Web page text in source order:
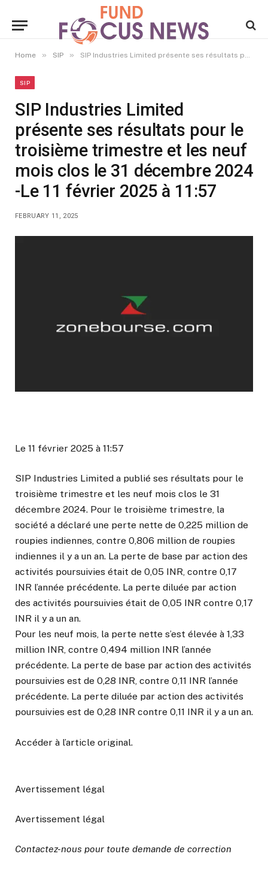
Home » SIP » SIP Industries Limited présente ses résultats pour le troisième trimestre et les neuf mois clos le 31 décembre 2024 -Le 11 février 2025 à 11:57
SIP
SIP Industries Limited
présente ses résultats pour le
troisième trimestre et les neuf
mois clos le 31 décembre 2024
-Le 11 février 2025 à 11:57
FEBRUARY 11, 2025
Le 11 février 2025 à 11:57
SIP Industries Limited a publié ses résultats pour le
troisième trimestre et les neuf mois clos le 31
décembre 2024. Pour le troisième trimestre, la
société a déclaré une perte nette de 0,225 million de
roupies indiennes, contre 0,806 million de roupies
indiennes il y a un an. La perte de base par action des
activités poursuivies était de 0,05 INR, contre 0,17
INR l’année précédente. La perte diluée par action
des activités poursuivies était de 0,05 INR contre 0,17
INR il y a un an.
Pour les neuf mois, la perte nette s’est élevée à 1,33
million INR, contre 0,494 million INR l’année
précédente. La perte de base par action des activités
poursuivies est de 0,28 INR, contre 0,11 INR l’année
précédente. La perte diluée par action des activités
poursuivies est de 0,28 INR contre 0,11 INR il y a un an.
Accéder à l’article original.
Avertissement légal
Avertissement légal
Contactez-nous pour toute demande de correction